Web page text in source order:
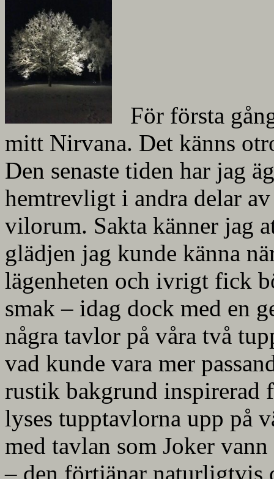
För första
mitt Nirvana. Det känns
Den senaste tiden har jag
hemtrevligt i andra delar
vilorum. Sakta känner jag
glädjen jag kunde känna
lägenheten och ivrigt fick
smak – idag dock med en
några tavlor på våra två
vad kunde vara mer
rustik bakgrund inspirerad
lyses tupptavlorna upp på
med tavlan som Joker
– den förtjänar naturligtvis